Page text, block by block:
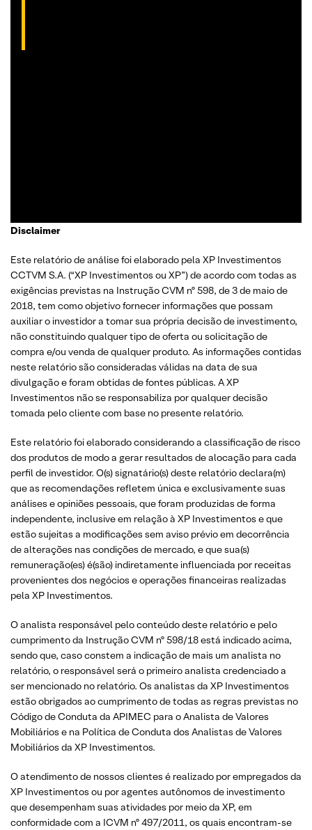
Disclaimer
Este relatório de análise foi elaborado pela XP Investimentos
CCTVM S.A. (“XP Investimentos ou XP”) de acordo com todas as
exigências previstas na Instrução CVM nº 598, de 3 de maio de
2018, tem como objetivo fornecer informações que possam
auxiliar o investidor a tomar sua própria decisão de investimento,
não constituindo qualquer tipo de oferta ou solicitação de
compra e/ou venda de qualquer produto. As informações contidas
neste relatório são consideradas válidas na data de sua
divulgação e foram obtidas de fontes públicas. A XP
Investimentos não se responsabiliza por qualquer decisão
tomada pelo cliente com base no presente relatório.
Este relatório foi elaborado considerando a classificação de risco
dos produtos de modo a gerar resultados de alocação para cada
perfil de investidor. O(s) signatário(s) deste relatório declara(m)
que as recomendações refletem única e exclusivamente suas
análises e opiniões pessoais, que foram produzidas de forma
independente, inclusive em relação à XP Investimentos e que
estão sujeitas a modificações sem aviso prévio em decorrência
de alterações nas condições de mercado, e que sua(s)
remuneração(es) é(são) indiretamente influenciada por receitas
provenientes dos negócios e operações financeiras realizadas
pela XP Investimentos.
O analista responsável pelo conteúdo deste relatório e pelo
cumprimento da Instrução CVM nº 598/18 está indicado acima,
sendo que, caso constem a indicação de mais um analista no
relatório, o responsável será o primeiro analista credenciado a
ser mencionado no relatório. Os analistas da XP Investimentos
estão obrigados ao cumprimento de todas as regras previstas no
Código de Conduta da APIMEC para o Analista de Valores
Mobiliários e na Política de Conduta dos Analistas de Valores
Mobiliários da XP Investimentos.
O atendimento de nossos clientes é realizado por empregados da
XP Investimentos ou por agentes autônomos de investimento
que desempenham suas atividades por meio da XP, em
conformidade com a ICVM nº 497/2011, os quais encontram-se